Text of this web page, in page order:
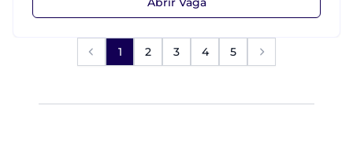
1 2 3 4 5